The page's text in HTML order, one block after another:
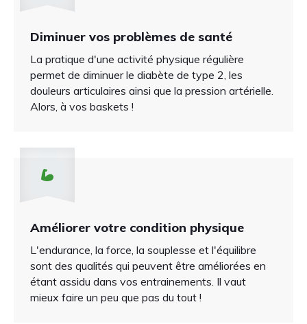
Diminuer vos problèmes de santé
La pratique d'une activité physique régulière
permet de diminuer le diabète de type 2, les
douleurs articulaires ainsi que la pression artérielle.
Alors, à vos baskets !
Améliorer votre condition physique
L'endurance, la force, la souplesse et l'équilibre
sont des qualités qui peuvent être améliorées en
étant assidu dans vos entrainements. Il vaut
mieux faire un peu que pas du tout !